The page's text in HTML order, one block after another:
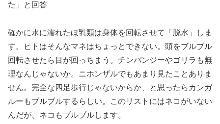
た」と回答
確かに水に濡れたほ乳類は身体を回転させて「脱水」しま
す。ヒトはそんなマネはちょっとできない。頭をブルブル
回転させたら目が回っちまう。チンパンジーやゴリラも無
理なんじゃないか。ニホンザルでもあまり見たことありま
せん。完全な四足歩行じゃないからか、と思ったらカンガ
ルーもブルブルするらしい。このリストにはネコがいない
んだが、ネコもブルブルします。